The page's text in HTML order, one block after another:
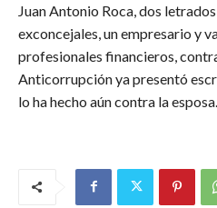
Juan Antonio Roca, dos
exconcejales, un empresario y
profesionales financieros,
Anticorrupción ya presentó
lo ha hecho aún contra la esposa.